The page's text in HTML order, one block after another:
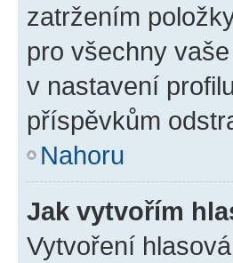
zatržením
pro všechny
v nastavení
příspěvkům
Nahoru
Jak vytvořím
Vytvoření